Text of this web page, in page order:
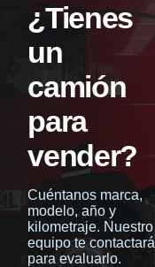
¿Tienes
un
camión
para
vender?
Cuéntanos marca,
modelo, año y
kilometraje. Nuestro
equipo te contactará
para evaluarlo.